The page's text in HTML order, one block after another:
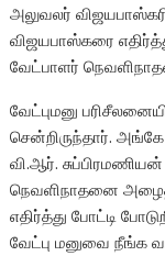
அலுவலர்
விஜயபாஸ்கரை
வேட்பாளர்
வேட்புமனு
சென்றிருந்தார்.
வி.ஆர்.
நெவளிநாதனை
எதிர்த்து போட்டி
வேட்பு மனுவை நீங்க